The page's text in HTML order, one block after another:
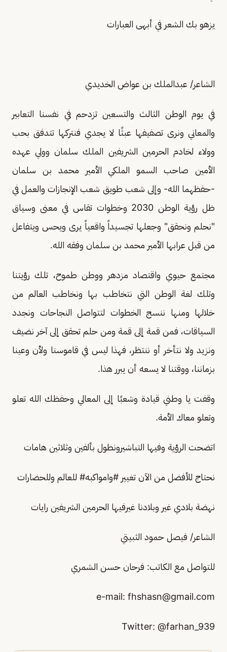
يزهو بك الشعر في أبهى العبارات
الشاعر/ عبدالملك بن عواض الخديدي
في يوم الوطن الثالث والتسعين تزدحم في نفسنا التعابير
والمعاني ونرى تصفيفها عبثًا لا يجدي فنتركها تتدفق بحب
وولاء لخادم الحرمين الشريفين الملك سلمان وولي عهده
الأمين صاحب السمو الملكي الأمير محمد بن سلمان
-حفظهما الله- وإلى شعب طويق شعب الإنجازات والعمل في
ظل رؤية الوطن 2030 وخطوات تقاس في معنى وسياق
"نحلم ونحقق" وجعلها تجسيداً واقعياً يرى ويحس ويتفاعل
من قبل عرابها الأمير محمد بن سلمان وفقه الله.
مجتمع حيوي واقتصاد مزدهر ووطن طموح، تلك رؤيتنا
وتلك لغة الوطن التي نتخاطب بها ونخاطب العالم من
خلالها ومنها ننسج الخطوات لتتواصل النجاحات ونجدد
السياقات، فمن قمة إلى قمة ومن حلم تحقق إلى آخر نضيف
ونزيد ولا نتأخر أو ننتظر، فهذا ليس في قاموسنا ولأن وعينا
بزماننا، ووقتنا لا يسعه أن يبرر هذا.
وقفت يا وطني قيادة وشعبًا إلى المعالي وحفظك الله تعلو
وتعلو معاك الأمة.
اتضحت الرؤية وفيها التباشير ونطول بألفين وثلاثين هامات
نحتاج للأفضل من الآن تغيير #وامواكبه# للعالم وللحضارات
نهضة بلادي غير وبلادنا غير فيها الحرمين الشريفين رايات
الشاعر/ فيصل حمود الثبيتي
للتواصل مع الكاتب: فرحان حسن الشمري
fhshasn@gmail.com